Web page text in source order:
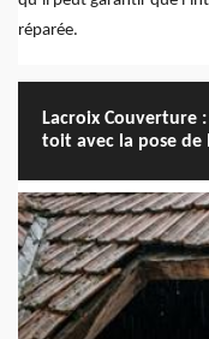
réparée.
Lacroix Couverture
toit avec la pose